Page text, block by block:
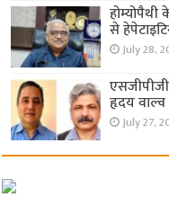
से
July 28,
हृदय वाल्व
July 27,